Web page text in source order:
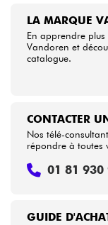
Packs
LA MARQUE
En apprendre
Vandoren et
catalogue.
GUIDE
CONTACTER
Nos télé-
répondre à toutes
01 81 930